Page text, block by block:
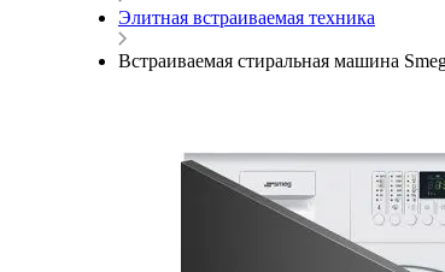
Элитная встраиваемая техника
Встраиваемая стиральная машина